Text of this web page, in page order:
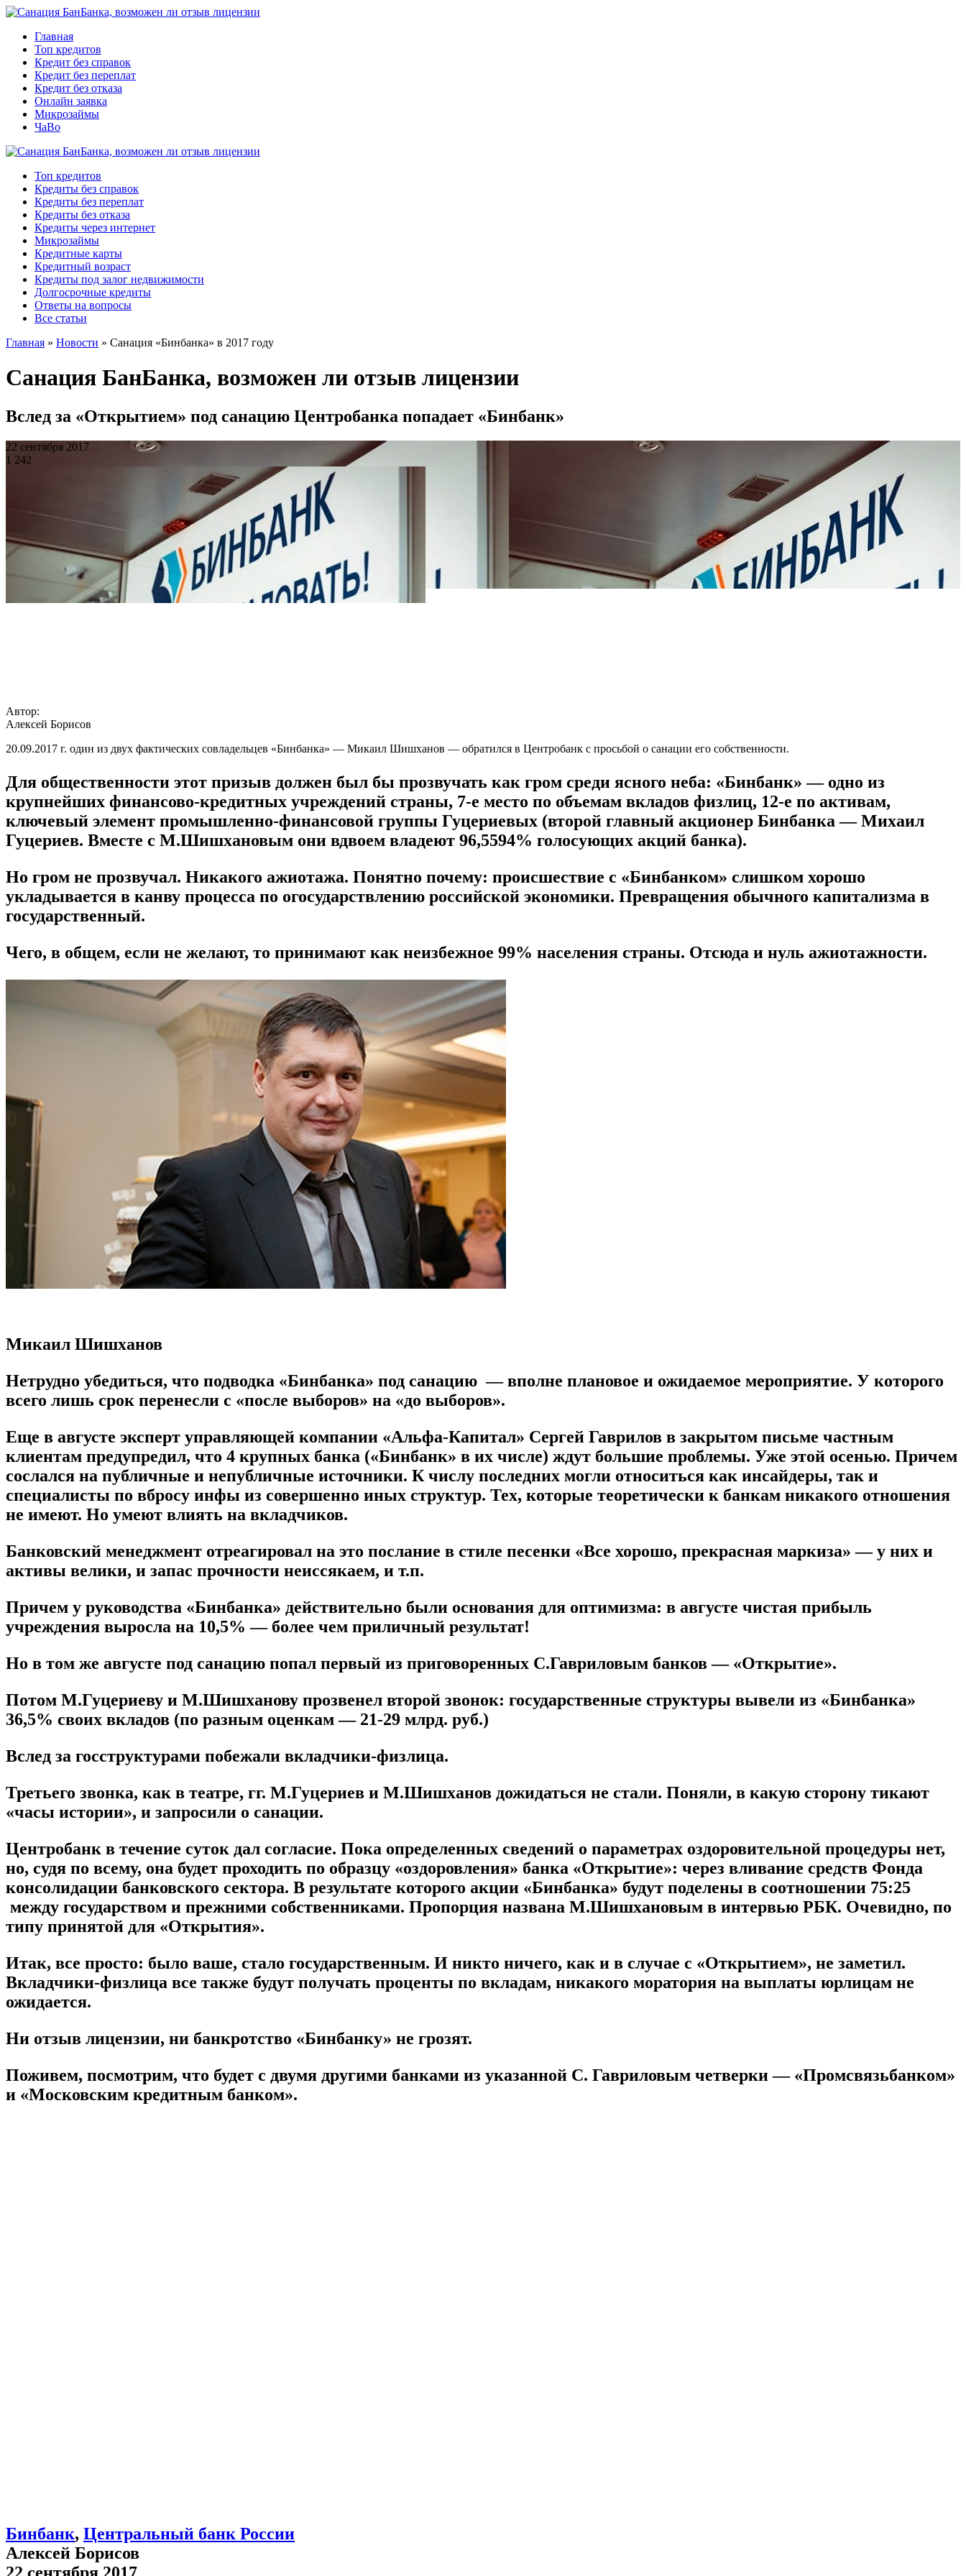
Главная
Топ кредитов
Кредит без справок
Кредит без переплат
Кредит без отказа
Онлайн заявка
Микрозаймы
ЧаВо
Топ кредитов
Кредиты без справок
Кредиты без переплат
Кредиты без отказа
Кредиты через интернет
Микрозаймы
Кредитные карты
Кредитный возраст
Кредиты под залог недвижимости
Долгосрочные кредиты
Ответы на вопросы
Все статьи
Главная » Новости » Санация «Бинбанка» в 2017 году
Санация БанБанка, возможен ли отзыв лицензии
Вслед за «Открытием» под санацию Центробанка попадает «Бинбанк»
22 сентября 2017
1 242
Автор:
Алексей Борисов
20.09.2017 г. один из двух фактических совладельцев «Бинбанка» — Микаил Шишханов — обратился в Центробанк с просьбой о санации его собственности.
Для общественности этот призыв должен был бы прозвучать как гром среди ясного неба: «Бинбанк» — одно из
крупнейших финансово-кредитных учреждений страны, 7-е место по объемам вкладов физлиц, 12-е по активам,
ключевый элемент промышленно-финансовой группы Гуцериевых (второй главный акционер Бинбанка — Михаил
Гуцериев. Вместе с М.Шишхановым они вдвоем владеют 96,5594% голосующих акций банка).
Но гром не прозвучал. Никакого ажиотажа. Понятно почему: происшествие с «Бинбанком» слишком хорошо
укладывается в канву процесса по огосударствлению российской экономики. Превращения обычного капитализма в
государственный.
Чего, в общем, если не желают, то принимают как неизбежное 99% населения страны. Отсюда и нуль ажиотажности.
Микаил Шишханов
Нетрудно убедиться, что подводка «Бинбанка» под санацию — вполне плановое и ожидаемое мероприятие. У которого
всего лишь срок перенесли с «после выборов» на «до выборов».
Еще в августе эксперт управляющей компании «Альфа-Капитал» Сергей Гаврилов в закрытом письме частным
клиентам предупредил, что 4 крупных банка («Бинбанк» в их числе) ждут большие проблемы. Уже этой осенью. Причем
сослался на публичные и непубличные источники. К числу последних могли относиться как инсайдеры, так и
специалисты по вбросу инфы из совершенно иных структур. Тех, которые теоретически к банкам никакого отношения
не имеют. Но умеют влиять на вкладчиков.
Банковский менеджмент отреагировал на это послание в стиле песенки «Все хорошо, прекрасная маркиза» — у них и
активы велики, и запас прочности неиссякаем, и т.п.
Причем у руководства «Бинбанка» действительно были основания для оптимизма: в августе чистая прибыль
учреждения выросла на 10,5% — более чем приличный результат!
Но в том же августе под санацию попал первый из приговоренных С.Гавриловым банков — «Открытие».
Потом М.Гуцериеву и М.Шишханову прозвенел второй звонок: государственные структуры вывели из «Бинбанка»
36,5% своих вкладов (по разным оценкам — 21-29 млрд. руб.)
Вслед за госструктурами побежали вкладчики-физлица.
Третьего звонка, как в театре, гг. М.Гуцериев и М.Шишханов дожидаться не стали. Поняли, в какую сторону тикают
«часы истории», и запросили о санации.
Центробанк в течение суток дал согласие. Пока определенных сведений о параметрах оздоровительной процедуры нет,
но, судя по всему, она будет проходить по образцу «оздоровления» банка «Открытие»: через вливание средств Фонда
консолидации банковского сектора. В результате которого акции «Бинбанка» будут поделены в соотношении 75:25
между государством и прежними собственниками. Пропорция названа М.Шишхановым в интервью РБК. Очевидно, по
типу принятой для «Открытия».
Итак, все просто: было ваше, стало государственным. И никто ничего, как и в случае с «Открытием», не заметил.
Вкладчики-физлица все также будут получать проценты по вкладам, никакого моратория на выплаты юрлицам не
ожидается.
Ни отзыв лицензии, ни банкротство «Бинбанку» не грозят.
Поживем, посмотрим, что будет с двумя другими банками из указанной С. Гавриловым четверки — «Промсвязьбанком»
и «Московским кредитным банком».
Бинбанк, Центральный банк России
Алексей Борисов
22 сентября 2017